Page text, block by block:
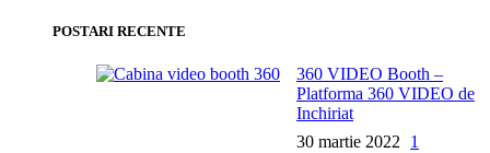
POSTARI RECENTE
360 VIDEO Booth –
Platforma 360 VIDEO de
Inchiriat
30 martie 2022 1